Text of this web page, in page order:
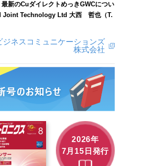
新のCuダイレクトめっきGWCについ
Joint Technology Ltd 大西 哲也（T.
ジネスコミュニケーションズ
株式会社
2026年
7月15日発行